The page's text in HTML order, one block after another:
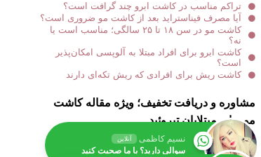
تراکم مناسب در کاشت ابرو چند گرافت است؟
آیا مصرف فیناستراید بعد از کاشت مو ضروری است؟
کاشت مو در سن ۱۸ تا ۲۵ سالگی؛ مناسب است یا
نه؟
کاشت ابرو برای افراد مبتلا به آلوپسی امکان‌پذیر
است؟
کاشت ریش برای افرادی که ریش تکه‌ای دارند
مشاوره و دریافت تخفیف؛ ویژه مقاله کاشت
مو برای مبتلایان تیروئید
نسیم کاظمی آنلاین
سوالی دارید؟ با ما صحبت کنید